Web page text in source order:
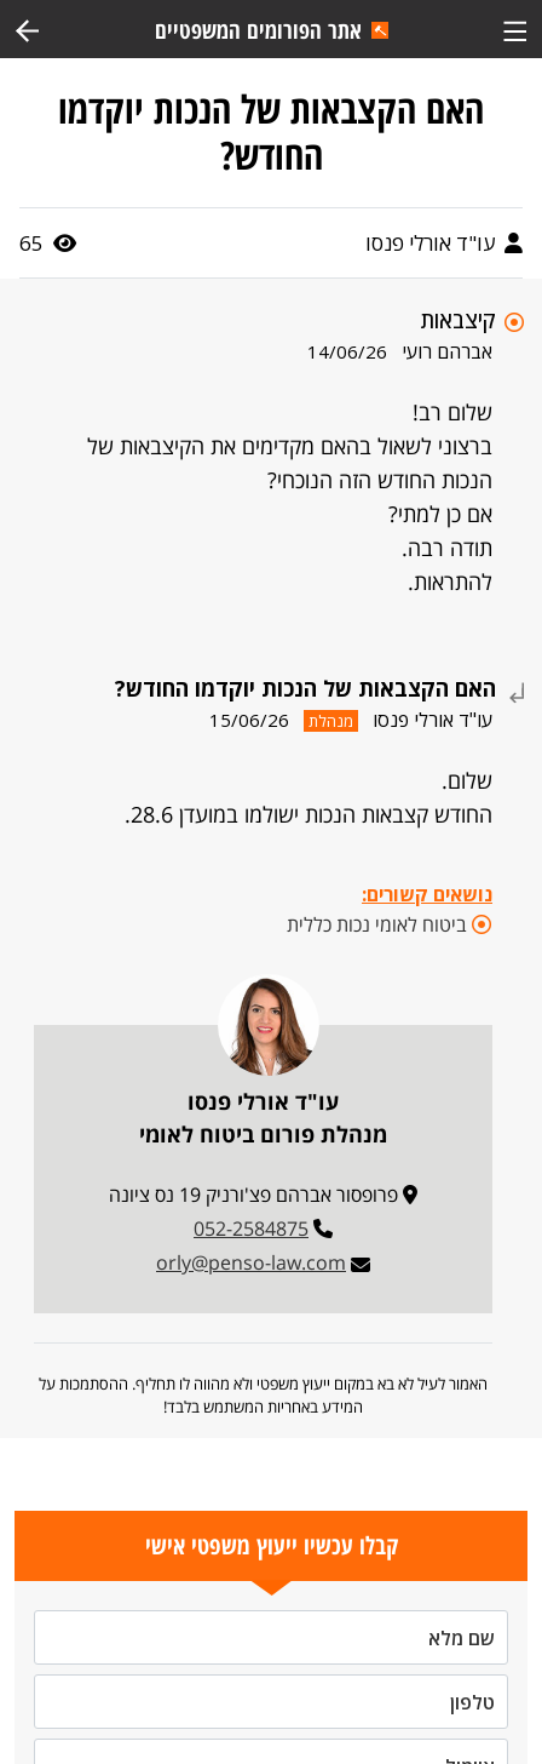
אתר הפורומים המשפטיים
האם הקצבאות של הנכות יוקדמו
החודש?
עו"ד אורלי פנסו 65
קיצבאות
אברהם רועי 14/06/26
שלום רב!
ברצוני לשאול בהאם מקדימים את הקיצבאות של
הנכות החודש הזה הנוכחי?
אם כן למתי?
תודה רבה.
להתראות.
האם הקצבאות של הנכות יוקדמו החודש?
עו"ד אורלי פנסו מנהלת 15/06/26
שלום.
החודש קצבאות הנכות ישולמו במועדן 28.6.
נושאים קשורים:
ביטוח לאומי נכות כללית
עו"ד אורלי פנסו
מנהלת פורום ביטוח לאומי
פרופסור אברהם פצ'ורניק 19 נס ציונה
052-2584875
orly@penso-law.com
האמור לעיל לא בא במקום ייעוץ משפטי ולא מהווה לו תחליף. ההסתמכות על
המידע באחריות המשתמש בלבד!
קבלו עכשיו ייעוץ משפטי אישי